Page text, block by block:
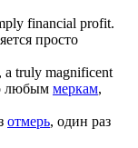
financial profit.
просто
, a truly magnificent
любым меркам,
отмерь, один раз